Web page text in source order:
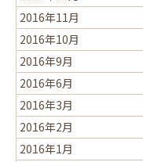
2016年11月
2016年10月
2016年9月
2016年6月
2016年3月
2016年2月
2016年1月